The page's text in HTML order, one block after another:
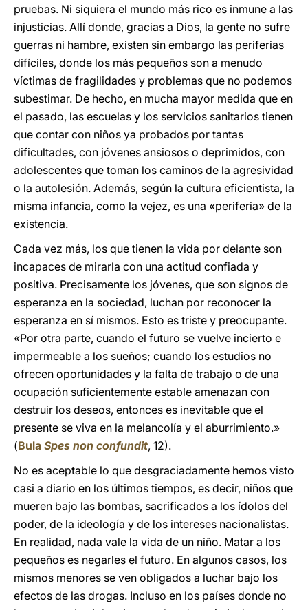
pruebas. Ni siquiera el mundo más rico es inmune a las
injusticias. Allí donde, gracias a Dios, la gente no sufre
guerras ni hambre, existen sin embargo las periferias
difíciles, donde los más pequeños son a menudo
víctimas de fragilidades y problemas que no podemos
subestimar. De hecho, en mucha mayor medida que en
el pasado, las escuelas y los servicios sanitarios tienen
que contar con niños ya probados por tantas
dificultades, con jóvenes ansiosos o deprimidos, con
adolescentes que toman los caminos de la agresividad
o la autolesión. Además, según la cultura eficientista, la
misma infancia, como la vejez, es una «periferia» de la
existencia.
Cada vez más, los que tienen la vida por delante son
incapaces de mirarla con una actitud confiada y
positiva. Precisamente los jóvenes, que son signos de
esperanza en la sociedad, luchan por reconocer la
esperanza en sí mismos. Esto es triste y preocupante.
«Por otra parte, cuando el futuro se vuelve incierto e
impermeable a los sueños; cuando los estudios no
ofrecen oportunidades y la falta de trabajo o de una
ocupación suficientemente estable amenazan con
destruir los deseos, entonces es inevitable que el
presente se viva en la melancolía y el aburrimiento.»
(Bula Spes non confundit, 12).
No es aceptable lo que desgraciadamente hemos visto
casi a diario en los últimos tiempos, es decir, niños que
mueren bajo las bombas, sacrificados a los ídolos del
poder, de la ideología y de los intereses nacionalistas.
En realidad, nada vale la vida de un niño. Matar a los
pequeños es negarles el futuro. En algunos casos, los
mismos menores se ven obligados a luchar bajo los
efectos de las drogas. Incluso en los países donde no